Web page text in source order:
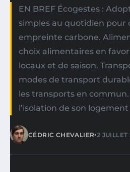
EN BREF Écogestes :
simples au quotidien pour
empreinte carbone.
choix alimentaires en
locaux et de saison.
modes de transport
les transports en
l’isolation de son
CÉDRIC CHEVALIER•2 JUILLET